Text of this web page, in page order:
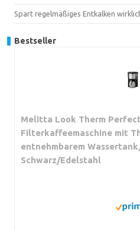
Spart regelmäßiges Entkalken
Bestseller
Melitta Look Therm
Filterkaffeemaschine mit
entnehmbarem
Schwarz/Edelstahl